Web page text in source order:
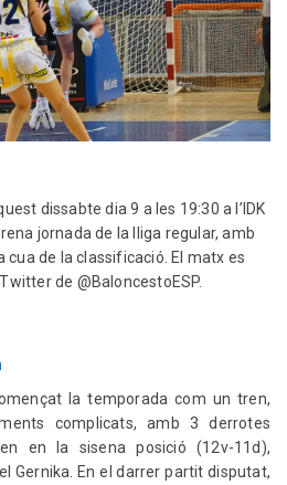
dissabte dia 9 a les 19:30 a l’IDK
jornada de la lliga regular, amb
cua de la classificació. El matx es
de @BaloncestoESP.
la temporada com un tren,
complicats, amb 3 derrotes
en la sisena posició (12v-11d),
Gernika. En el darrer partit disputat,